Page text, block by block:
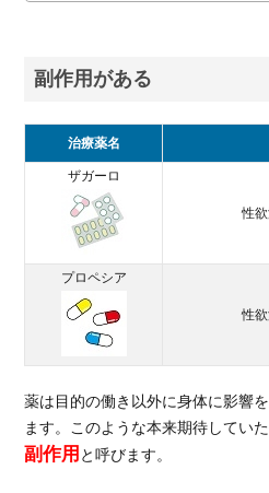
副作用がある
治療薬名
ザガーロ
性
プロペシア
性
薬は目的の働き以外に身体に影響
ます。このような本来期待してい
副作用 と呼びます。